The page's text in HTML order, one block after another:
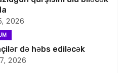
2026
də həbs ediləcək
2026